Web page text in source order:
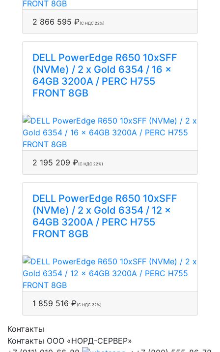
2 866 595 ₽(С НДС 22%)
DELL PowerEdge R650 10xSFF
(NVMe) / 2 x Gold 6354 / 16 x
64GB 3200A / PERC H755
FRONT 8GB
2 195 209 ₽(С НДС 22%)
DELL PowerEdge R650 10xSFF
(NVMe) / 2 x Gold 6354 / 12 x
64GB 3200A / PERC H755
FRONT 8GB
1 859 516 ₽(С НДС 22%)
Контакты
Контакты ООО «НОРД-СЕРВЕР»